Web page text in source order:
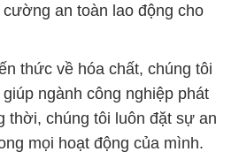
an toàn lao động cho
thức về hóa chất, chúng tôi
ngành công nghiệp phát
thời, chúng tôi luôn đặt sự an
mọi hoạt động của mình.